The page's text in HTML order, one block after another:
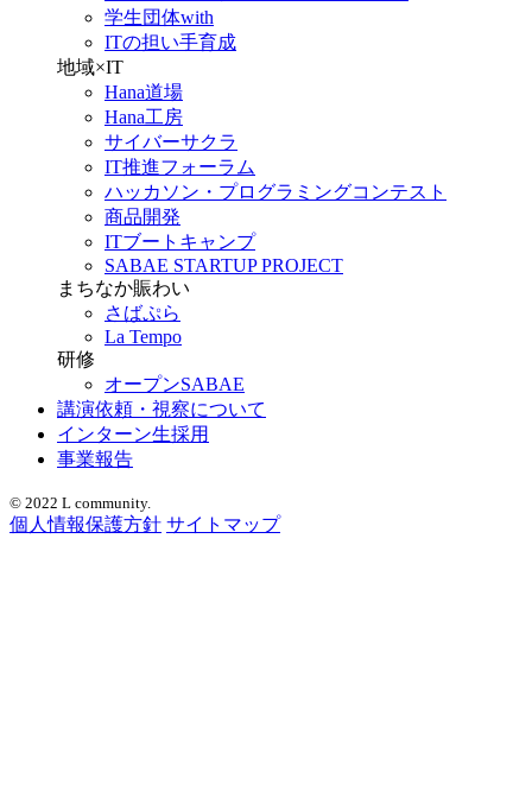
学生団体with
ITの担い手育成
地域×IT
Hana道場
Hana工房
サイバーサクラ
IT推進フォーラム
ハッカソン・プログラミングコンテスト
商品開発
ITブートキャンプ
SABAE STARTUP PROJECT
まちなか賑わい
さばぷら
La Tempo
研修
オープンSABAE
講演依頼・視察について
インターン生採用
事業報告
© 2022 L community.
個人情報保護方針 サイトマップ